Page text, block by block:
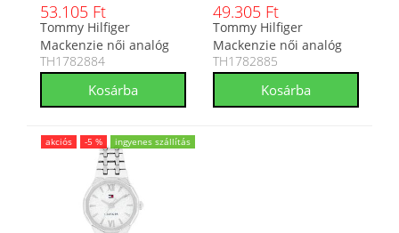
53.105 Ft
Tommy Hilfiger
Mackenzie női analóg
karóra TH1782884
TH1782884
49.305 Ft
Tommy Hilfiger
Mackenzie női analóg
karóra TH1782885
TH1782885
akciós -5 % ingyenes szállítás